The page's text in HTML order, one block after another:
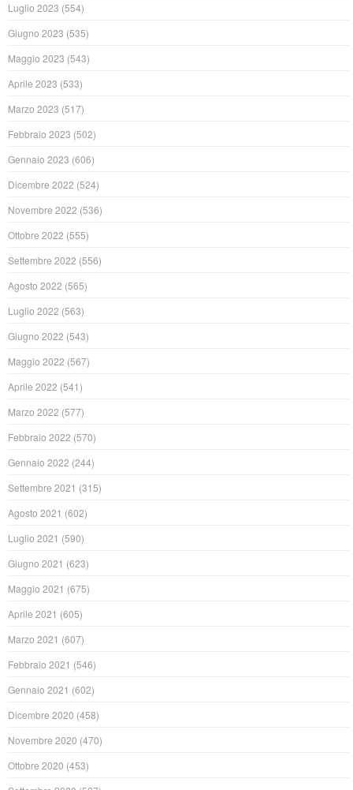
Luglio 2023 (554)
Giugno 2023 (535)
Maggio 2023 (543)
Aprile 2023 (533)
Marzo 2023 (517)
Febbraio 2023 (502)
Gennaio 2023 (606)
Dicembre 2022 (524)
Novembre 2022 (536)
Ottobre 2022 (555)
Settembre 2022 (556)
Agosto 2022 (565)
Luglio 2022 (563)
Giugno 2022 (543)
Maggio 2022 (567)
Aprile 2022 (541)
Marzo 2022 (577)
Febbraio 2022 (570)
Gennaio 2022 (244)
Settembre 2021 (315)
Agosto 2021 (602)
Luglio 2021 (590)
Giugno 2021 (623)
Maggio 2021 (675)
Aprile 2021 (605)
Marzo 2021 (607)
Febbraio 2021 (546)
Gennaio 2021 (602)
Dicembre 2020 (458)
Novembre 2020 (470)
Ottobre 2020 (453)